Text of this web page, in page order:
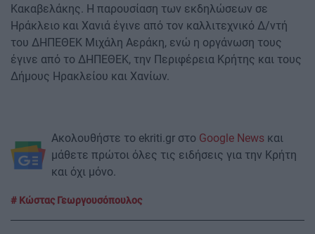
Κακαβελάκης. Η παρουσίαση των εκδηλώσεων σε
Ηράκλειο και Χανιά έγινε από τον καλλιτεχνικό Δ/ντή
του ΔΗΠΕΘΕΚ Μιχάλη Αεράκη, ενώ η οργάνωση τους
έγινε από το ΔΗΠΕΘΕΚ, την Περιφέρεια Κρήτης και τους
Δήμους Ηρακλείου και Χανίων.
Ακολουθήστε το ekriti.gr στο Google News και
μάθετε πρώτοι όλες τις ειδήσεις για την Κρήτη
και όχι μόνο.
Κώστας Γεωργουσόπουλος